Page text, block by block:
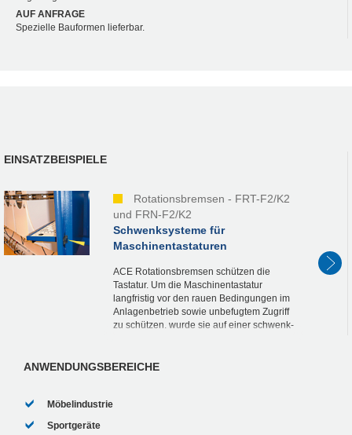
AUF ANFRAGE
Spezielle Bauformen lieferbar.
EINSATZBEISPIELE
Rotationsbremsen - FRT-F2/K2
und FRN-F2/K2
Schwenksysteme für
Maschinentastaturen
ACE Rotationsbremsen schützen die
Tastatur. Um die Maschinentastatur
langfristig vor den rauen Bedingungen im
Anlagenbetrieb sowie unbefugtem Zugriff
zu schützen, wurde sie auf einer schwenk-
ANWENDUNGSBEREICHE
Möbelindustrie
Sportgeräte